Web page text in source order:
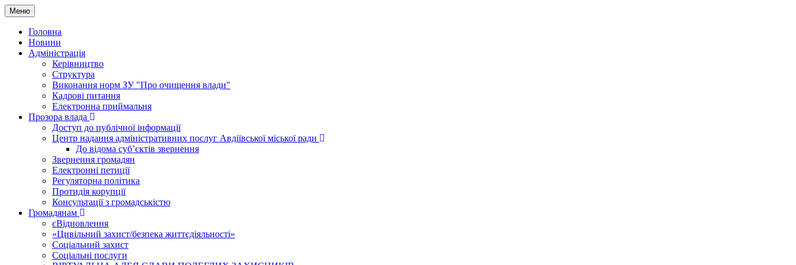
Меню
Головна
Новини
Адміністрація
Керівництво
Структура
Виконання норм ЗУ "Про очищення влади"
Кадрові питання
Електронна приймальня
Прозора влада
Доступ до публічної інформації
Центр надання адміністративних послуг Авдіївської міської ради
До відома суб’єктів звернення
Звернення громадян
Електронні петиції
Регуляторна політика
Протидія корупції
Консультації з громадськістю
Громадянам
єВідновлення
«Цивільний захист/безпека життєдіяльності»
Соціальний захист
Соціальні послуги